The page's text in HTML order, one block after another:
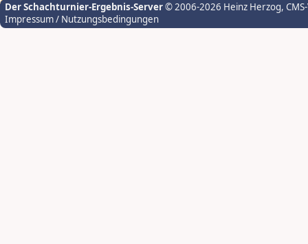
Der Schachturnier-Ergebnis-Server© 2006-2026 Heinz Herzog,
Impressum / Nutzungsbedingungen